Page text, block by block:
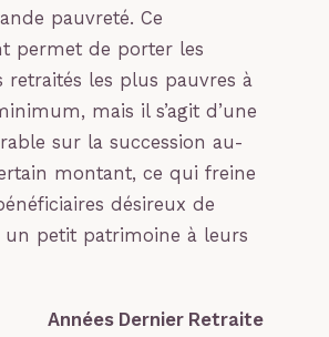
pauvreté. Ce
permet de porter les
retraités les plus pauvres à
mais il s’agit d’une
sur la succession au-
montant, ce qui freine
désireux de
un petit patrimoine à leurs
Années Dernier Retraite